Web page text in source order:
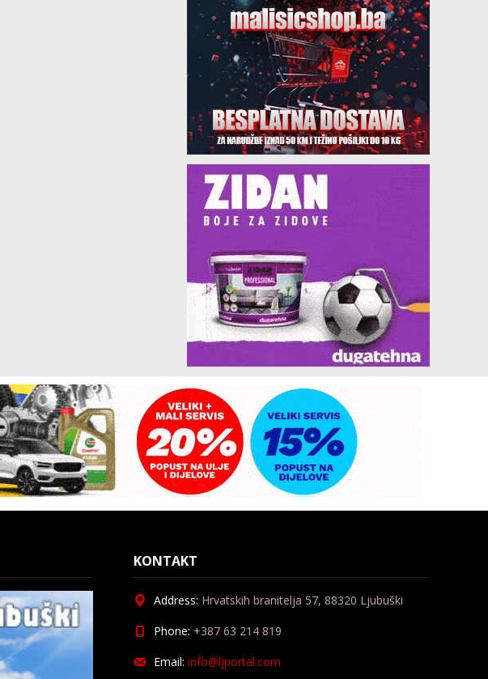
KONTAKT
Address: Hrvatskih branitelja 57, 88320 Ljubuški
Phone: +387 63 214 819
Email: info@ljportal.com